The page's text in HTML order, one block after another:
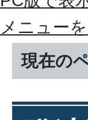
メニュー
現在の